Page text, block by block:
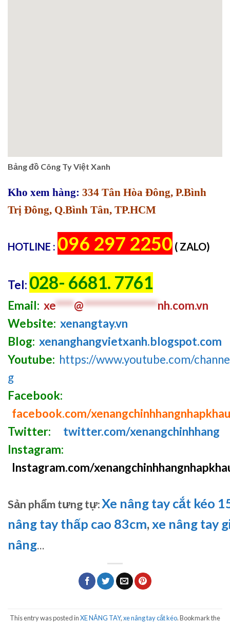
Bảng đồ Công Ty Việt Xanh
Kho xem hàng: 334 Tân Hòa Đông, P.Bình
Trị Đông, Q.Bình Tân, TP.HCM
HOTLINE : 096 297 2250 ( ZALO)
Tel: 028- 6681. 7761
Email: xe****@****************nh.com.vn
Website: xenangtay.vn
Blog: xenanghangvietxanh.blogspot.com
Youtube: https://www.youtube.com/
g
Facebook:
facebook.com/xenangchinhhangnhapkhau
Twitter:
twitter.com/xenangchinhhang
Instagram:
Instagram.com/
Sản phẩm tưng tự:Xe nâng tay cắt kéo
nâng tay thấp cao 83cm,xe nâng tay
nâng…
This entry was posted inXE NÂNG TAY,xe nâng tay cắt kéo. Bookmark the